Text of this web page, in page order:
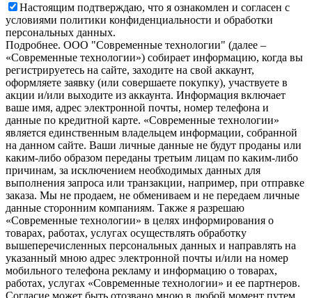
Настоящим подтверждаю, что я ознакомлен и согласен с
условиями политики конфиденциальности и обработки
персональных данных.
Подробнее. OOO "Современные технологии" (далее –
«Современные технологии») собирает информацию, когда вы
регистрируетесь на сайте, заходите на свой аккаунт,
оформляете заявку (или совершаете покупку), участвуете в
акции и/или выходите из аккаунта. Информация включает
ваше имя, адрес электронной почты, номер телефона и
данные по кредитной карте. «Современные технологии»
является единственным владельцем информации, собранной
на данном сайте. Ваши личные данные не будут проданы или
каким-либо образом переданы третьим лицам по каким-либо
причинам, за исключением необходимых данных для
выполнения запроса или транзакции, например, при отправке
заказа. Мы не продаем, не обмениваем и не передаем личные
данные сторонним компаниям. Также я разрешаю
«Современные технологии» в целях информирования о
товарах, работах, услугах осуществлять обработку
вышеперечисленных персональных данных и направлять на
указанный мною адрес электронной почты и/или на номер
мобильного телефона рекламу и информацию о товарах,
работах, услугах «Современные технологии» и ее партнеров.
Согласие может быть отозвано мною в любой момент путем